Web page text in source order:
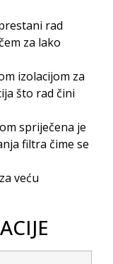
rad
za lako
izolacijom za
što rad čini
spriječena je
filtra čime se
veću